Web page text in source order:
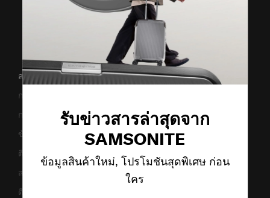
รับข่าวสารล่าสุดจาก
SAMSONITE
ข้อมูลสินค้าใหม่, โปรโมชันสุดพิเศษ ก่อน
ใคร
สนับสนุน/คำถามที่พบบ่อย
การขนส่งและการจัดส่ง
การคืนสินค้าและการคืนเงิน
ข้อกำหนดและเงื่อนไขการรับประกัน
ติดต่อเรา
สอบถามข้อมูลทางธุรกิจ
ติดตามสถานะสินค้า